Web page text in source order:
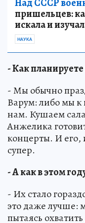
пришельцев:
искала и
НАУКА
- Как
- Мы обычно
Варум: либо мы
нам. Кушаем
Анжелика
концерты. И его,
супер.
- А как в этом
- Их стало
это даже лучше:
пытаясь